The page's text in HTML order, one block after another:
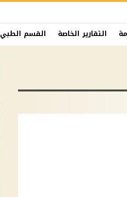
التقارير الخاصة القسم الطبي